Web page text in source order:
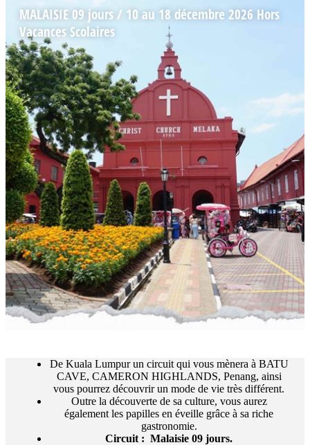
MALAISIE 09 jours / 10 au 18 décembre 2026 Hors
Vacances Scolaires
De Kuala Lumpur un circuit qui vous mènera à BATU
CAVE, CAMERON HIGHLANDS, Penang, ainsi
vous pourrez découvrir un mode de vie très différent.
Outre la découverte de sa culture, vous aurez
également les papilles en éveille grâce à sa riche
gastronomie.
Circuit : Malaisie 09 jours.